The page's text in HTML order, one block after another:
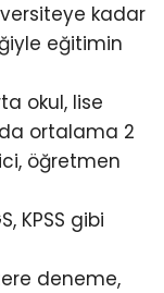
kadar
eğitimin
okul, lise
ortalama 2
öğretmen
KPSS gibi
deneme,